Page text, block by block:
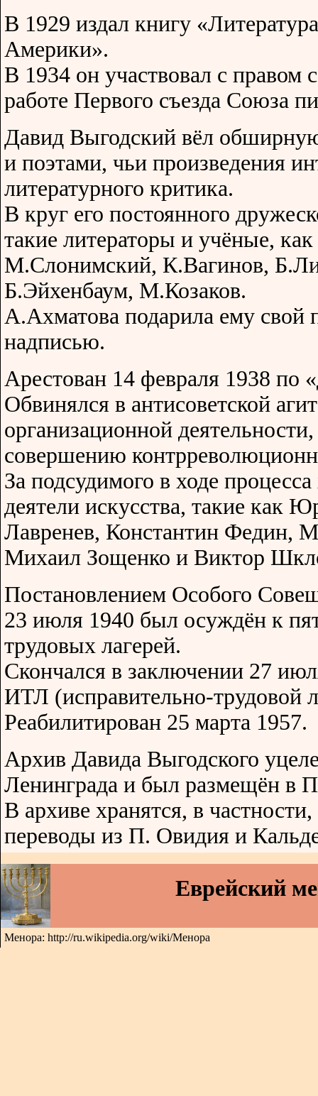
В 1929 издал книгу
Америки».
В 1934 он участвовал с правом
работе Первого съезда Союза
Давид Выгодский вёл
и поэтами, чьи произведения
литературного критика.
В круг его постоянного
такие литераторы и учёные,
М.Слонимский, К.Вагинов,
Б.Эйхенбаум, М.Козаков.
А.Ахматова подарила ему свой
надписью.
Арестован 14 февраля 1938 по
Обвинялся в антисоветской
организационной
совершению
За подсудимого в ходе
деятели искусства, такие как
Лавренев, Константин Федин,
Михаил Зощенко и Виктор
Постановлением Особого
23 июля 1940 был осуждён к
трудовых лагерей.
Скончался в заключении 27
ИТЛ (исправительно-трудовой
Реабилитирован 25 марта 1957.
Архив Давида Выгодского
Ленинграда и был размещён в
В архиве хранятся, в
переводы из П. Овидия и
Еврейский
Менора: http://ru.wikipedia.org/wiki/Менора